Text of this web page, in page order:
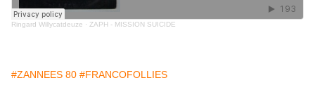
Ringard Willycatdeuze · ZAPH - MISSION SUICIDE
#ZANNEES 80 #FRANCOFOLLIES